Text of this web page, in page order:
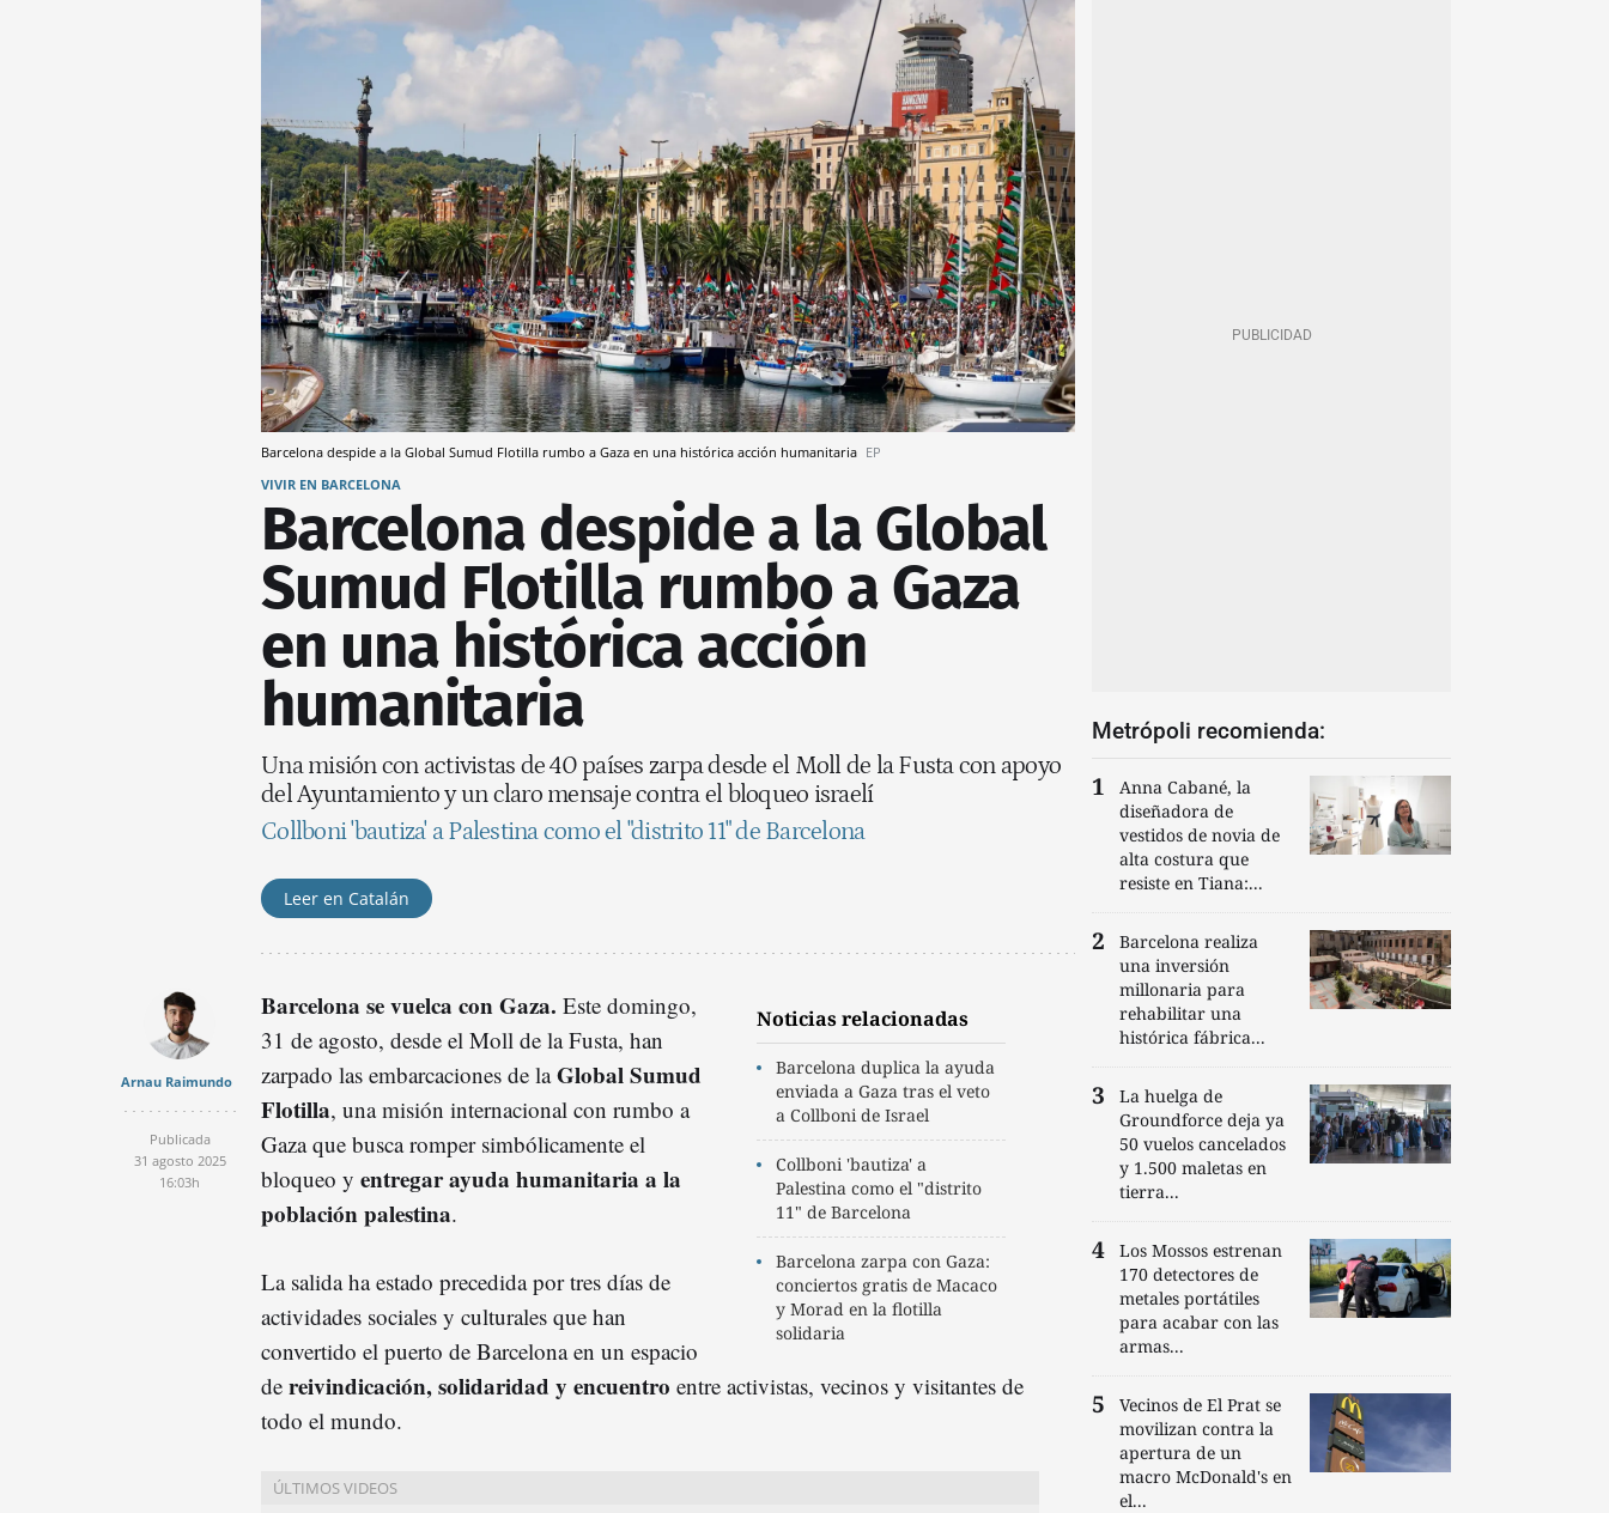
Barcelona despide a la Global Sumud Flotilla rumbo a Gaza en una histórica acción humanitaria EP
VIVIR EN BARCELONA
Barcelona despide a la Global
Sumud Flotilla rumbo a Gaza
en una histórica acción
humanitaria
Una misión con activistas de 40 países zarpa desde el Moll de la Fusta con apoyo
del Ayuntamiento y un claro mensaje contra el bloqueo israelí
Collboni 'bautiza' a Palestina como el "distrito 11" de Barcelona
Leer en Catalán
Arnau Raimundo
Publicada
31 agosto 2025
16:03h
Noticias relacionadas
Barcelona duplica la ayuda
enviada a Gaza tras el veto
a Collboni de Israel
Collboni 'bautiza' a
Palestina como el "distrito
11" de Barcelona
Barcelona zarpa con Gaza:
conciertos gratis de Macaco
y Morad en la flotilla
solidaria
Barcelona se vuelca con Gaza. Este domingo,
31 de agosto, desde el Moll de la Fusta, han
zarpado las embarcaciones de laGlobal Sumud
Flotilla, una misión internacional con rumbo a
Gaza que busca romper simbólicamente el
bloqueo y entregar ayuda humanitaria a la
población palestina.
La salida ha estado precedida por tres días de
actividades sociales y culturales que han
convertido el puerto de Barcelona en un espacio
de reivindicación, solidaridad y encuentro entre activistas, vecinos y visitantes de
todo el mundo.
Metrópoli recomienda:
Anna Cabané, la
diseñadora de
vestidos de novia de
alta costura que
resiste en Tiana:...
Barcelona realiza
una inversión
millonaria para
rehabilitar una
histórica fábrica...
La huelga de
Groundforce deja ya
50 vuelos cancelados
y 1.500 maletas en
tierra...
Los Mossos estrenan
170 detectores de
metales portátiles
para acabar con las
armas...
Vecinos de El Prat se
movilizan contra la
apertura de un
macro McDonald's en
el...